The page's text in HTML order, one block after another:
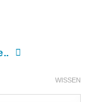
WISSEN